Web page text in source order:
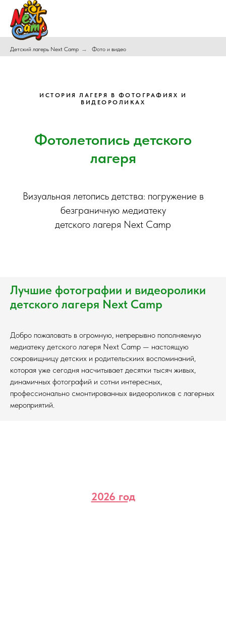
Детский лагерь Next Camp → Фото и видео
ИСТОРИЯ ЛАГЕРЯ В ФОТОГРАФИЯХ И
ВИДЕОРОЛИКАХ
Фотолетопись детского
лагеря
Визуальная летопись детства: погружение в
безграничную медиатеку
детского лагеря Next Camp
Лучшие фотографии и видеоролики
детского лагеря Next Camp
Добро пожаловать в огромную, непрерывно пополняемую
медиатеку детского лагеря Next Camp — настоящую
сокровищницу детских и родительскиих воспоминаний,
которая уже сегодня насчитывает десятки тысяч живых,
динамичных фотографий и сотни интересных,
профессионально смонтированных видеороликов с лагерных
мероприятий.
2026 год